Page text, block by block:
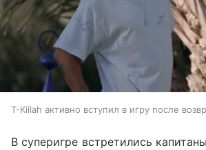
T-Killah активно вступил в игру после
В суперигре встретились